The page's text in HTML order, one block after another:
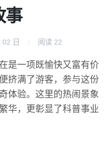
事
日 阅读 22
是一项既愉快又富有价
挤满了游客，参与这份
体验。这里的热闹景象
华，更彰显了科普事业